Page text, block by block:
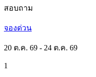
สอบถาม
จองด่วน
20 ต.ค. 69 - 24 ต.ค. 69
1